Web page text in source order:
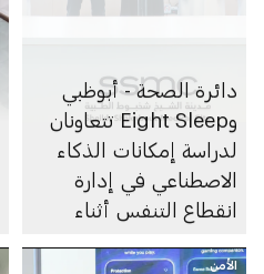
دائرة الصحة - أبوظبي
وEight Sleep تتعاونان
لدراسة إمكانات الذكاء
الاصطناعي في إدارة
انقطاع التنفس أثناء
الأمن